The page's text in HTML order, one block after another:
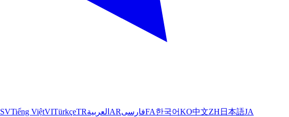
SVTiếng ViệtVITürkçeTRالعربية ARفارسیFA한국어KO中文ZH 日本語JA